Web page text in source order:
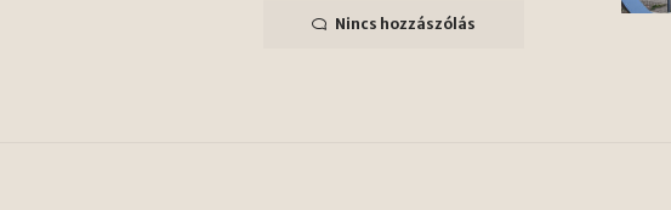
Nincs hozzászólás